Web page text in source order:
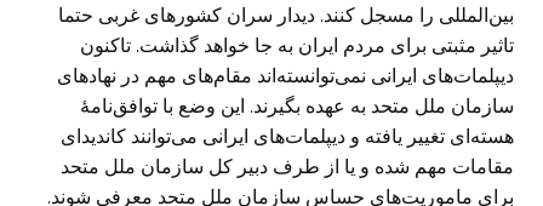
بین‌المللی را مسجل کنند. دیدار سران کشورهای غربی حتما
تاثیر مثبتی برای مردم ایران به جا خواهد گذاشت. تاکنون
دیپلمات‌های ایرانی نمی‌توانسته‌اند مقام‌های مهم در نهادهای
سازمان ملل متحد به عهده بگیرند. این وضع با توافق‌نامهٔ
هسته‌ای تغییر یافته و دیپلمات‌های ایرانی می‌توانند کاندیدای
مقامات مهم شده و یا از طرف دبیر کل سازمان ملل متحد
برای ماموریت‌های حساس سازمان ملل متحد معرفی شوند.